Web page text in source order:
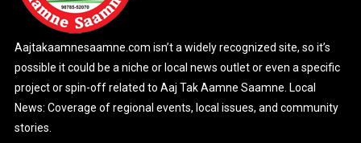
Aajtakaamnesaamne.com isn’t a widely recognized site, so it’s
possible it could be a niche or local news outlet or even a specific
project or spin-off related to Aaj Tak Aamne Saamne. Local
News: Coverage of regional events, local issues, and community
stories.